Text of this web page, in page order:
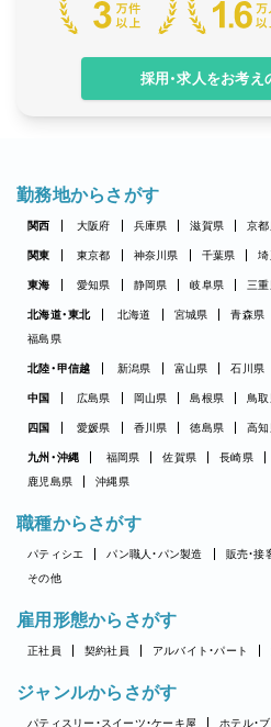
採用・求人をお考え
勤務地からさがす
関西 大阪府 兵庫県 滋賀県 京
関東 東京都 神奈川県 千葉県
東海 愛知県 静岡県 岐阜県 三
北海道・東北 北海道 宮城県 青森県
福島県
北陸・甲信越 新潟県 富山県 石川県
中国 広島県 岡山県 島根県 鳥
四国 愛媛県 香川県 徳島県 高
九州・沖縄 福岡県 佐賀県 長崎県
鹿児島県
沖縄県
職種からさがす
パティシエ パン職人・パン製造 販売・接
その他
雇用形態からさがす
正社員 契約社員 アルバイト・パート
ジャンルからさがす
パティスリー・スイーツ・ケーキ屋
ホテル・